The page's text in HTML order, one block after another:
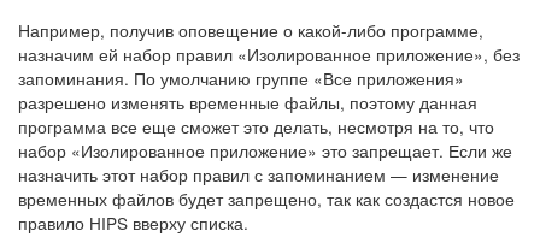
Например, получив оповещение о какой-либо программе,
назначим ей набор правил «Изолированное приложение», без
запоминания. По умолчанию группе «Все приложения»
разрешено изменять временные файлы, поэтому данная
программа все еще сможет это делать, несмотря на то, что
набор «Изолированное приложение» это запрещает. Если же
назначить этот набор правил с запоминанием — изменение
временных файлов будет запрещено, так как создастся новое
правило HIPS вверху списка.